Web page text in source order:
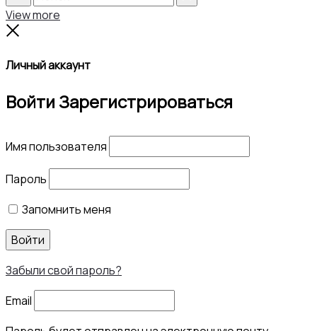
Search
View more
Личный аккаунт
ВойтиЗарегистрироваться
Имя пользователя
Пароль
Запомнить меня
Войти
Забыли свой пароль?
Email